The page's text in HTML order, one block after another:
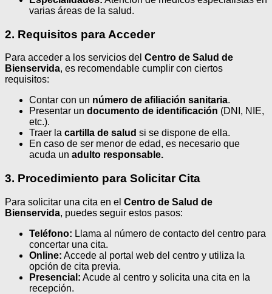
varias áreas de la salud.
2. Requisitos para Acceder
Para acceder a los servicios del Centro de Salud de
Bienservida, es recomendable cumplir con ciertos
requisitos:
Contar con un número de afiliación sanitaria.
Presentar un documento de identificación (DNI, NIE,
etc.).
Traer la cartilla de salud si se dispone de ella.
En caso de ser menor de edad, es necesario que
acuda un adulto responsable.
3. Procedimiento para Solicitar Cita
Para solicitar una cita en el Centro de Salud de
Bienservida, puedes seguir estos pasos:
Teléfono: Llama al número de contacto del centro para
concertar una cita.
Online: Accede al portal web del centro y utiliza la
opción de cita previa.
Presencial: Acude al centro y solicita una cita en la
recepción.